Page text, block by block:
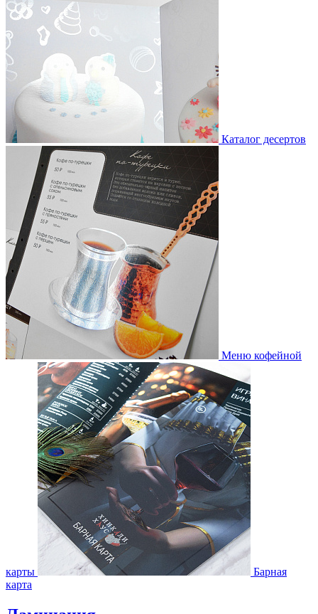
Каталог десертов
Меню кофейной
карты
Барная
карта